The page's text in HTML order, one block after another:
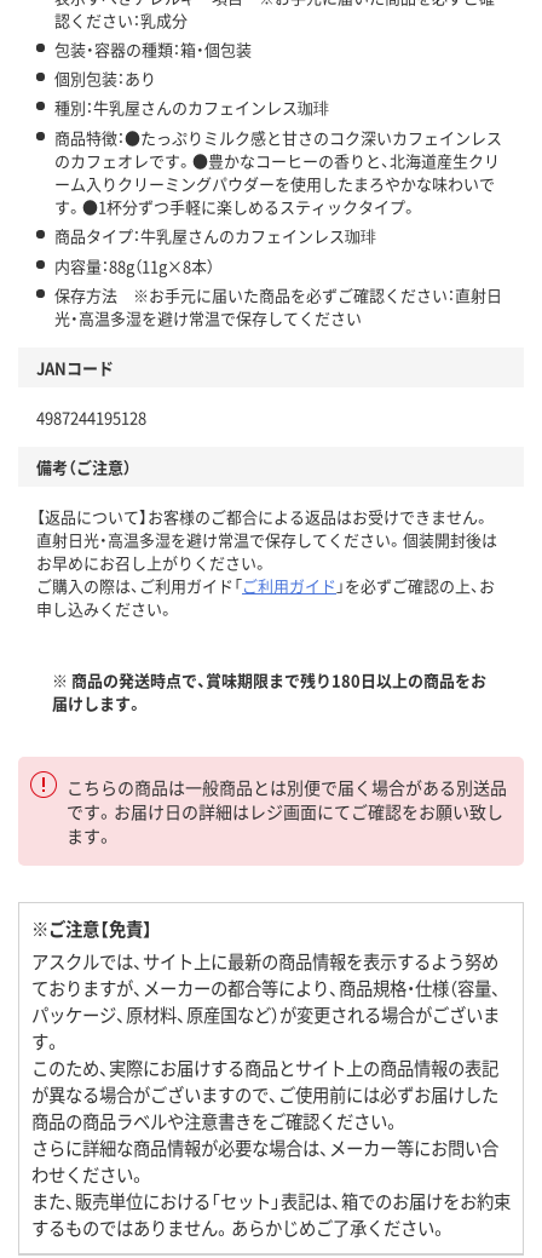
認ください：乳成分
包装・容器の種類：箱・個包装
個別包装：あり
種別：牛乳屋さんのカフェインレス珈琲
商品特徴：●たっぷりミルク感と甘さのコク深いカフェインレス
のカフェオレです。●豊かなコーヒーの香りと、北海道産生クリ
ーム入りクリーミングパウダーを使用したまろやかな味わいで
す。●1杯分ずつ手軽に楽しめるスティックタイプ。
商品タイプ：牛乳屋さんのカフェインレス珈琲
内容量：88g（11g×8本）
保存方法 ※お手元に届いた商品を必ずご確認ください：直射日
光・高温多湿を避け常温で保存してください
JANコード
4987244195128
備考（ご注意）
【返品について】お客様のご都合による返品はお受けできません。
直射日光・高温多湿を避け常温で保存してください。個装開封後は
お早めにお召し上がりください。
ご購入の際は、ご利用ガイド「ご利用ガイド 」を必ずご確認の上、お
申し込みください。
※ 商品の発送時点で、賞味期限まで残り180日以上の商品をお
届けします。
こちらの商品は一般商品とは別便で届く場合がある別送品
です。お届け日の詳細はレジ画面にてご確認をお願い致し
ます。
※ご注意【免責】
アスクルでは、サイト上に最新の商品情報を表示するよう努め
ておりますが、メーカーの都合等により、商品規格・仕様（容量、
パッケージ、原材料、原産国など）が変更される場合がございま
す。
このため、実際にお届けする商品とサイト上の商品情報の表記
が異なる場合がございますので、ご使用前には必ずお届けした
商品の商品ラベルや注意書きをご確認ください。
さらに詳細な商品情報が必要な場合は、メーカー等にお問い合
わせください。
また、販売単位における「セット」表記は、箱でのお届けをお約束
するものではありません。あらかじめご了承ください。